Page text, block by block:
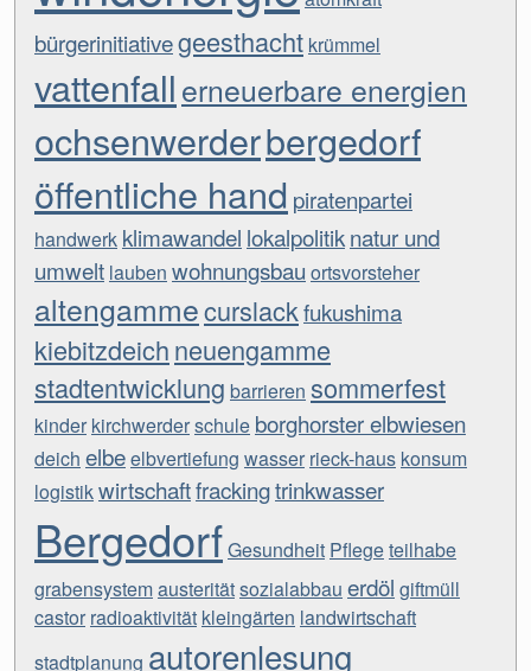
bürgerinitiativegeesthacht krümmel
vattenfall erneuerbare energien
ochsenwerderbergedorf
öffentliche hand piratenpartei
handwerk klimawandel lokalpolitiknatur und
umwelt lauben wohnungsbau ortsvorsteher
altengammecurslackfukushima
kiebitzdeichneuengamme
stadtentwicklung barrieren sommerfest
kinder kirchwerderschule borghorster elbwiesen
deich elbeelbvertiefung wasser rieck-haus konsum
logistikwirtschaftfrackingtrinkwasser
BergedorfGesundheit Pflegeteilhabe
grabensystemausteritätsozialabbau erdöl giftmüll
castor radioaktivität kleingärten landwirtschaft
stadtplanung autorenlesung